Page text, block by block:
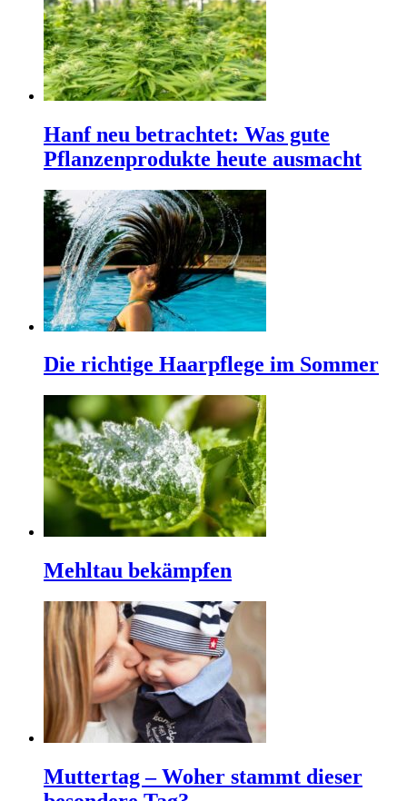
Hanf neu betrachtet: Was gute
Pflanzenprodukte heute ausmacht
Die richtige Haarpflege im Sommer
Mehltau bekämpfen
Muttertag – Woher stammt dieser